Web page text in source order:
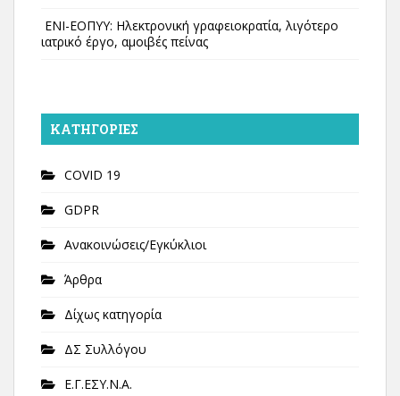
ΕΝΙ-ΕΟΠΥΥ: Ηλεκτρονική γραφειοκρατία, λιγότερο
ιατρικό έργο, αμοιβές πείνας
KΑΤΗΓΟΡΊΕΣ
COVID 19
GDPR
Ανακοινώσεις/Εγκύκλιοι
Άρθρα
Δίχως κατηγορία
ΔΣ Συλλόγου
Ε.Γ.ΕΣΥ.Ν.Α.